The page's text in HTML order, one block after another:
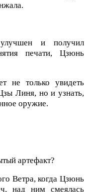
и получил
печати, Цзюнь
не только увидеть
Линя, но и узнать,
оружие.
артефакт?
Ветра, когда Цзюнь
над ним смеялась